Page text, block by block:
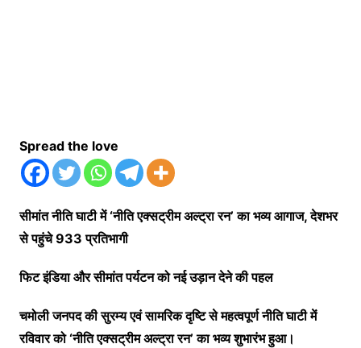
Spread the love
सीमांत नीति घाटी में ‘नीति एक्सट्रीम अल्ट्रा रन’ का भव्य आगाज, देशभर
से पहुंचे 933 प्रतिभागी
फिट इंडिया और सीमांत पर्यटन को नई उड़ान देने की पहल
चमोली जनपद की सुरम्य एवं सामरिक दृष्टि से महत्वपूर्ण नीति घाटी में
रविवार को ‘नीति एक्सट्रीम अल्ट्रा रन’ का भव्य शुभारंभ हुआ।